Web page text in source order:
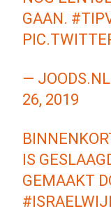
GAAN.
—
26, 2019
IS
GEMAAKT